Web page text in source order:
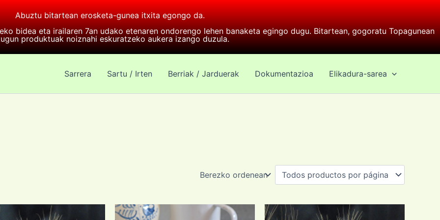
Abuztu bitartean erosketa-gunea itxita egongo da.
bidea eta irailaren 7an udako etenaren ondorengo lehen banaketa egingo dugu. Bitartean, gogoratu Topagunean
produktuak noiznahi eskuratzeko aukera izango duzula.
Sarrera Sartu / Irten Berriak / Jarduerak Dokumentazioa Elikadura-sarea